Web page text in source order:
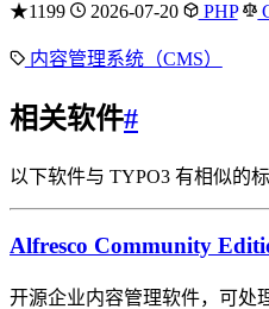
★1199 2026-07-20 PHP
内容管理系统（CMS）
相关软件#
以下软件与 TYPO3 有相似的标
Alfresco Community
开源企业内容管理软件，可处